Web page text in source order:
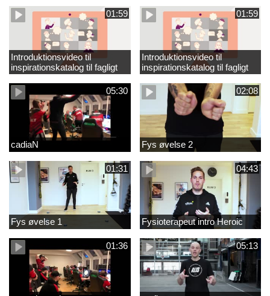
01:59
Introduktionsvideo til
inspirationskatalog til fagligt
løft_tilrettet
01:59
Introduktionsvideo til
inspirationskatalog til fagligt
løft
05:30
cadiaN
02:08
Fys øvelse 2
01:31
Fys øvelse 1
04:43
Fysioterapeut intro Heroic
01:36 05:13